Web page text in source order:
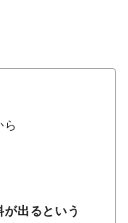
ら
出るという